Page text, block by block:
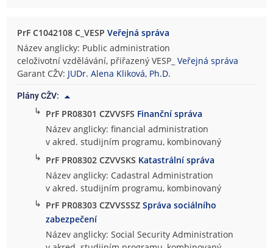
PrF C1042108 C_VESPVeřejná správa
Název anglicky: Public administration
celoživotní vzdělávání, přiřazený VESP_Veřejná správa
Garant CŽV: JUDr. Alena Kliková, Ph.D.
Plány CŽV:
↳ PrF PR08301 CZVVSFS Finanční správa
Název anglicky: financial administration
v akred. studijním programu, kombinovaný
↳ PrF PR08302 CZVVSKS Katastrální správa
Název anglicky: Cadastral Administration
v akred. studijním programu, kombinovaný
↳ PrF PR08303 CZVVSSSZSpráva sociálního
zabezpečení
Název anglicky: Social Security Administration